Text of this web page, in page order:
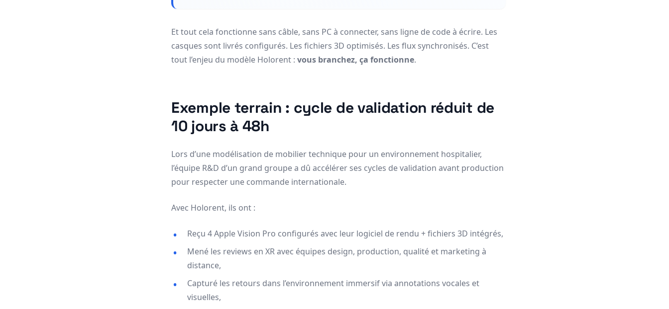
Et tout cela fonctionne sans câble, sans PC à connecter, sans ligne de code à écrire. Les
casques sont livrés configurés. Les fichiers 3D optimisés. Les flux synchronisés. C’est
tout l’enjeu du modèle Holorent : vous branchez, ça fonctionne.
Exemple terrain : cycle de validation réduit de
10 jours à 48h
Lors d’une modélisation de mobilier technique pour un environnement hospitalier,
l’équipe R&D d’un grand groupe a dû accélérer ses cycles de validation avant production
pour respecter une commande internationale.
Avec Holorent, ils ont :
Reçu 4 Apple Vision Pro configurés avec leur logiciel de rendu + fichiers 3D intégrés,
Mené les reviews en XR avec équipes design, production, qualité et marketing à
distance,
Capturé les retours dans l’environnement immersif via annotations vocales et
visuelles,